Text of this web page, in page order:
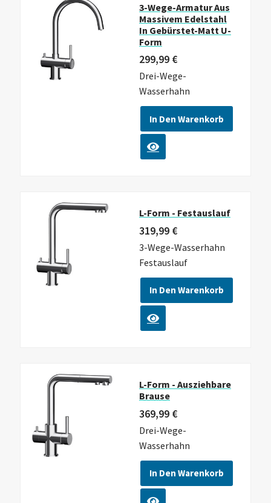
3-Wege-Armatur Aus
Massivem Edelstahl
In Gebürstet-Matt U-
Form
299,99 €
Drei-Wege-
Wasserhahn
In Den Warenkorb
L-Form - Festauslauf
319,99 €
3-Wege-Wasserhahn
Festauslauf
In Den Warenkorb
L-Form - Ausziehbare
Brause
369,99 €
Drei-Wege-
Wasserhahn
In Den Warenkorb